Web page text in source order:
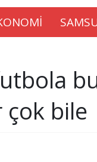
çok bile